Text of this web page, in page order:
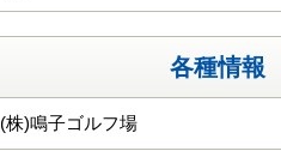
各種情報
(株)鳴子ゴルフ場